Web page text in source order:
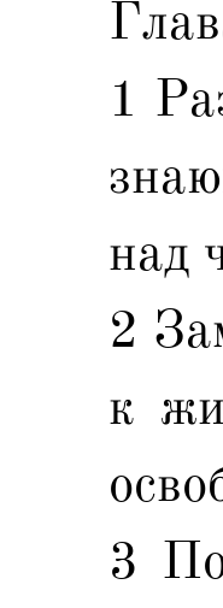
1
над
2
к
3